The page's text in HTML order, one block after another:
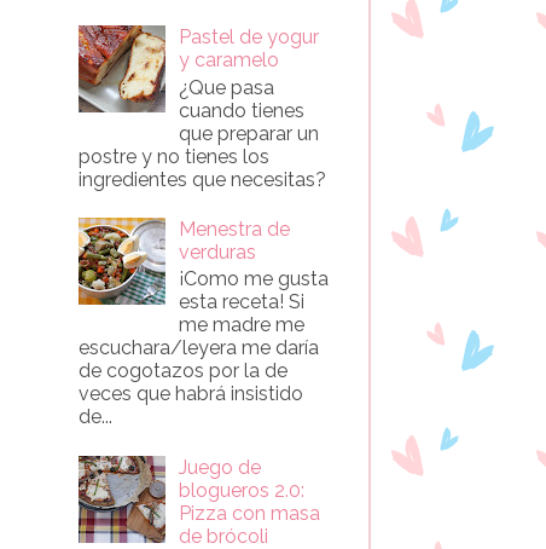
Pastel de yogur
y caramelo
¿Que pasa
cuando tienes
que preparar un
postre y no tienes los
ingredientes que necesitas?
Menestra de
verduras
¡Como me gusta
esta receta! Si
me madre me
escuchara/leyera me daría
de cogotazos por la de
veces que habrá insistido
de...
Juego de
blogueros 2.0:
Pizza con masa
de brócoli